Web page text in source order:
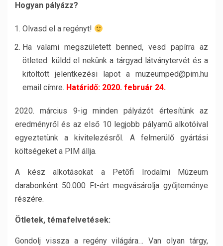
Hogyan pályázz?
Olvasd el a regényt!
Ha valami megszületett benned, vesd papírra az
ötleted: küldd el nekünk a tárgyad látványtervét és a
kitöltött jelentkezési lapot a muzeumped@pim.hu
email címre. Határidő: 2020. február 24.
2020. március 9-ig minden pályázót értesítünk az
eredményről és az első 10 legjobb pályamű alkotóival
egyeztetünk a kivitelezésről. A felmerülő gyártási
költségeket a PIM állja.
A kész alkotásokat a Petőfi Irodalmi Múzeum
darabonként 50.000 Ft-ért megvásárolja gyűjteménye
részére.
Ötletek, témafelvetések:
Gondolj vissza a regény világára… Van olyan tárgy,